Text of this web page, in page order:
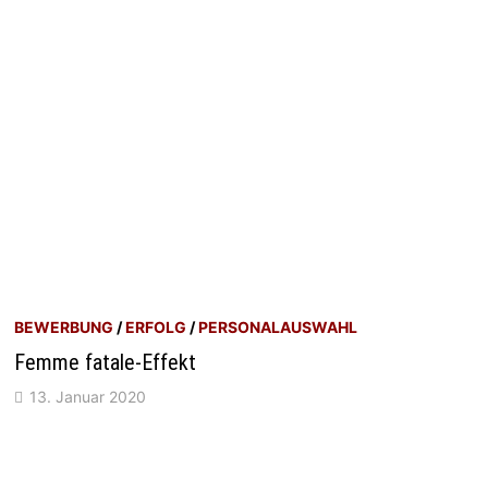
BEWERBUNG /ERFOLG /PERSONALAUSWAHL
Femme fatale-Effekt
13. Januar 2020